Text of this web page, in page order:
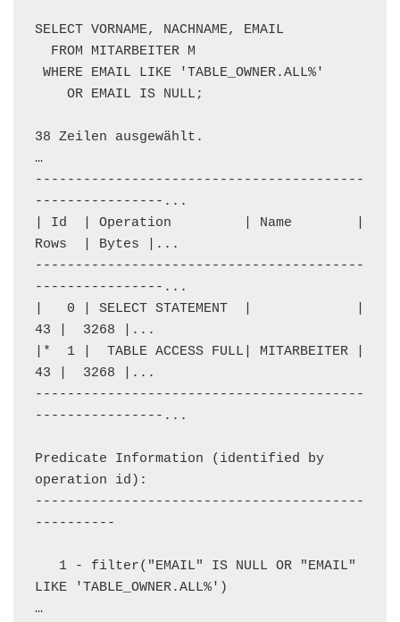
SELECT VORNAME, NACHNAME, EMAIL
38 Zeilen ausgewählt.
…
-----------------------------------------
----------------...
| Id  | Operation         | Name        |
Rows  | Bytes |...
-----------------------------------------
----------------...
|   0 | SELECT STATEMENT  |             |
43 |  3268 |...
|*  1 |  TABLE ACCESS FULL| MITARBEITER |
43 |  3268 |...
-----------------------------------------
----------------...
Predicate Information (identified by
operation id):
-----------------------------------------
----------
LIKE 'TABLE_OWNER.ALL%')
…